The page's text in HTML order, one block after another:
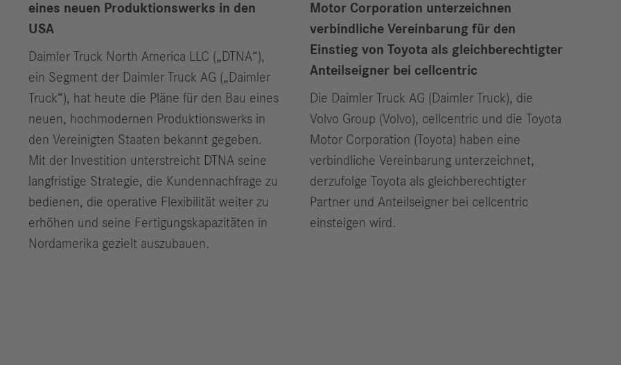
eines neuen Produktionswerks in den
USA
Daimler Truck North America LLC („DTNA“),
ein Segment der Daimler Truck AG („Daimler
Truck“), hat heute die Pläne für den Bau eines
neuen, hochmodernen Produktionswerks in
den Vereinigten Staaten bekannt gegeben.
Mit der Investition unterstreicht DTNA seine
langfristige Strategie, die Kundennachfrage zu
bedienen, die operative Flexibilität weiter zu
erhöhen und seine Fertigungskapazitäten in
Nordamerika gezielt auszubauen.
Motor Corporation unterzeichnen
verbindliche Vereinbarung für den
Einstieg von Toyota als gleichberechtigter
Anteilseigner bei cellcentric
Die Daimler Truck AG (Daimler Truck), die
Volvo Group (Volvo), cellcentric und die Toyota
Motor Corporation (Toyota) haben eine
verbindliche Vereinbarung unterzeichnet,
derzufolge Toyota als gleichberechtigter
Partner und Anteilseigner bei cellcentric
einsteigen wird.